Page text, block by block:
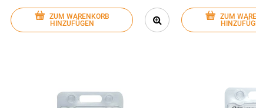
ZUM WARENKORB
HINZUFÜGEN
ZUM